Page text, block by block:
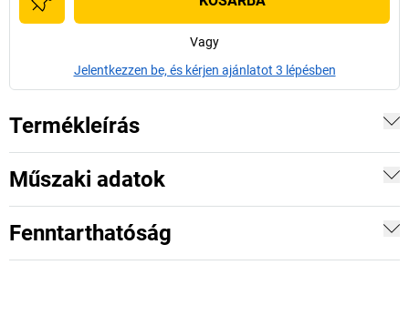
Vagy
Jelentkezzen be, és kérjen ajánlatot 3 lépésben
Termékleírás
Műszaki adatok
Fenntarthatóság